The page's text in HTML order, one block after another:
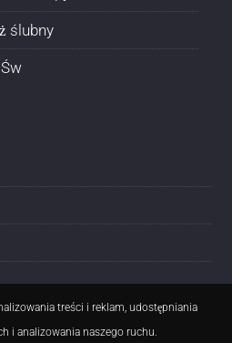
ślubny
treści i reklam, udostępniania
i analizowania naszego ruchu.